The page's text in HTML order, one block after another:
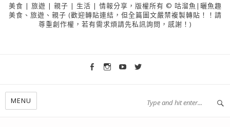
美食 | 旅遊 | 親子 | 生活 | 情報分享，版權所有 © 咕溜魚|曬魚趣
美食、旅遊、親子 (歡迎轉貼連結，但全篇圖文嚴禁複製轉貼！！請
尊重創作權，若有需求煩請先私訊詢問，感謝！)
MENU